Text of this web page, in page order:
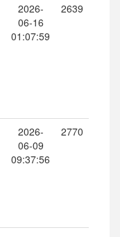
2026-
06-16
01:07:59
2639
2026-
06-09
09:37:56
2770